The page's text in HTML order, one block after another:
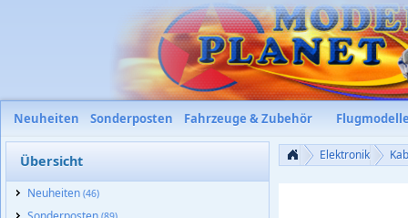
Neuheiten Sonderposten Fahrzeuge & Zubehör
Übersicht
Neuheiten (46)
Elektronik